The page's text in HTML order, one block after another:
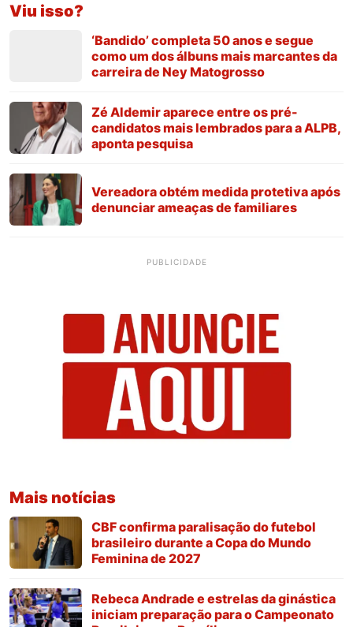
Viu isso?
‘Bandido’ completa 50 anos e segue
como um dos álbuns mais marcantes da
carreira de Ney Matogrosso
Zé Aldemir aparece entre os pré-
candidatos mais lembrados para a ALPB,
aponta pesquisa
Vereadora obtém medida protetiva após
denunciar ameaças de familiares
PUBLICIDADE
Mais notícias
CBF confirma paralisação do futebol
brasileiro durante a Copa do Mundo
Feminina de 2027
Rebeca Andrade e estrelas da ginástica
iniciam preparação para o Campeonato